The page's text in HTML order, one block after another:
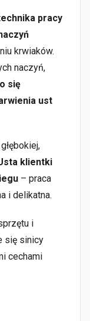
pracy
krwiaków.
naczyń,
się
ust
klientki
– praca
i delikatna.
i
się sinicy
cechami